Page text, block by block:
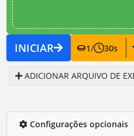
INICIAR 1/ 30s
ADICIONAR ARQUIVO DE
Configurações opcionais